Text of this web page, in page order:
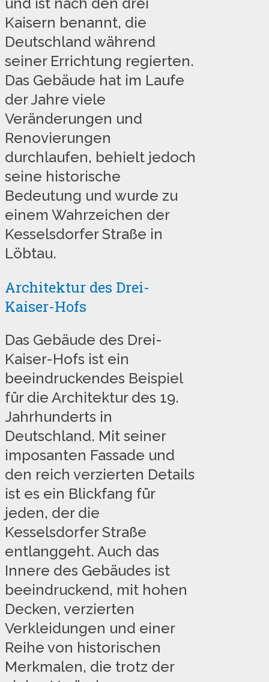
Kaisern benannt, die
Deutschland während
seiner Errichtung regierten.
Das Gebäude hat im Laufe
der Jahre viele
Veränderungen und
Renovierungen
durchlaufen, behielt jedoch
seine historische
Bedeutung und wurde zu
einem Wahrzeichen der
Kesselsdorfer Straße in
Löbtau.
Architektur des Drei-
Kaiser-Hofs
Das Gebäude des Drei-
Kaiser-Hofs ist ein
beeindruckendes Beispiel
für die Architektur des 19.
Jahrhunderts in
Deutschland. Mit seiner
imposanten Fassade und
den reich verzierten Details
ist es ein Blickfang für
jeden, der die
Kesselsdorfer Straße
entlanggeht. Auch das
Innere des Gebäudes ist
beeindruckend, mit hohen
Decken, verzierten
Verkleidungen und einer
Reihe von historischen
Merkmalen, die trotz der